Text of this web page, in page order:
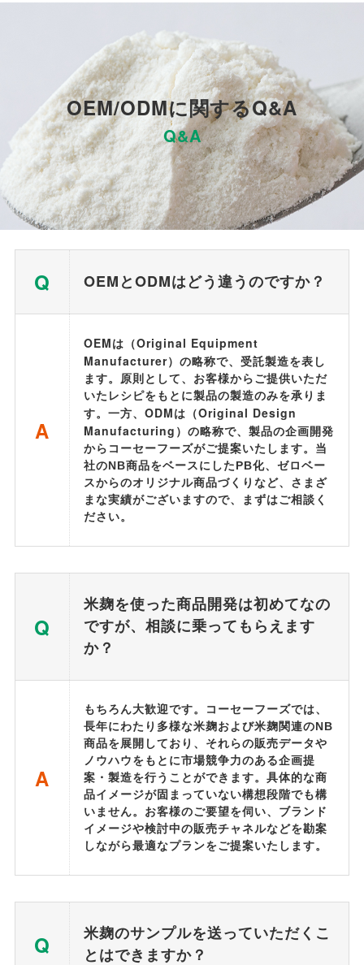
OEM/ODMに関するQ&A
Q&A
Q OEM と ODMはどう違うのですか？
A
OEMは（Original Equipment
Manufacturer）の略称で、受託製造を表し
ます。原則として、お客様からご提供いただ
いたレシピをもとに製品の製造のみを承りま
す。一方、 ODMは（Original Design
Manufacturing ）の略称で、製品の企画開発
からコーセーフーズがご提案いたします。当
社のNB商品をベースにしたPB化、ゼロベー
スからのオリジナル商品づくりなど、さまざ
まな実績がございますので、まずはご相談く
ださい。
Q
米麹を使った商品開発は初めてなの
ですが、相談に乗ってもらえます
か？
A
もちろん大歓迎です。コーセーフーズでは、
長年にわたり多様な米麹および米麹関連のNB
商品を展開しており、それらの販売データや
ノウハウをもとに市場競争力のある企画提
案・製造を行うことができます。具体的な商
品イメージが固まっていない構想段階でも構
いません。お客様のご要望を伺い、ブランド
イメージや検討中の販売チャネルなどを勘案
しながら最適なプランをご提案いたします。
Q
米麹のサンプルを送っていただくこ
とはできますか？